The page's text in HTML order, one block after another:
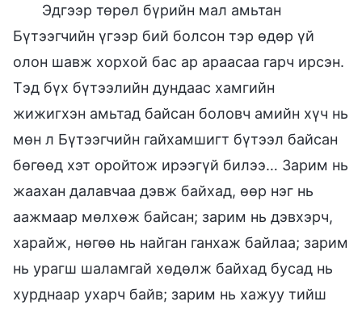
Эдгээр төрөл бүрийн мал амьтан
Бүтээгчийн үгээр бий болсон тэр өдөр үй
олон шавж хорхой бас ар араасаа гарч ирсэн.
Тэд бүх бүтээлийн дундаас хамгийн
жижигхэн амьтад байсан боловч амийн хүч нь
мөн л Бүтээгчийн гайхамшигт бүтээл байсан
бөгөөд хэт оройтож ирээгүй билээ… Зарим нь
жаахан далавчаа дэвж байхад, өөр нэг нь
аажмаар мөлхөж байсан; зарим нь дэвхэрч,
харайж, нөгөө нь найган ганхаж байлаа; зарим
нь урагш шаламгай хөдөлж байхад бусад нь
хурднаар ухарч байв; зарим нь хажуу тийш